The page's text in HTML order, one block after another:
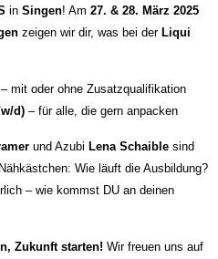
in Singen! Am 27. & 28. März 2025
zeigen wir dir, was bei der Liqui
– mit oder ohne Zusatzqualifikation
d) – für alle, die gern anpacken
und Azubi Lena Schaible sind
Wie läuft die Ausbildung?
– wie kommst DU an deinen
Zukunft starten! Wir freuen uns auf